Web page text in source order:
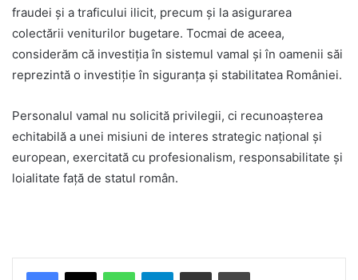
fraudei și a traficului ilicit, precum și la asigurarea
colectării veniturilor bugetare. Tocmai de aceea,
considerăm că investiția în sistemul vamal și în oamenii săi
reprezintă o investiție în siguranța și stabilitatea României.
Personalul vamal nu solicită privilegii, ci recunoașterea
echitabilă a unei misiuni de interes strategic național și
european, exercitată cu profesionalism, responsabilitate și
loialitate față de statul român.
Telegram